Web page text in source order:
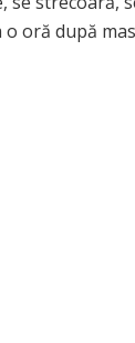
oră după